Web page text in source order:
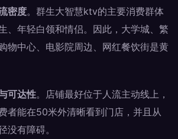
密度。群生大智慧ktv的主要消费群体
、年轻白领和情侣。因此，大学城、繁
物中心、电影院周边、网红餐饮街是黄
可达性。店铺最好位于人流主动线上，
者能在50米外清晰看到门店，并且从
没有障碍。